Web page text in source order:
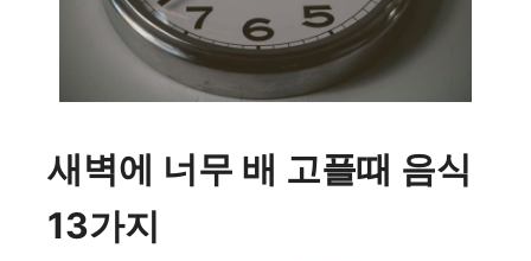
새벽에 너무 배 고플때 음식
13가지